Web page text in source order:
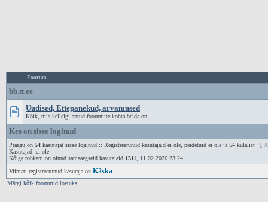
Foorum
bb.tt.ee
Uudised, Ettepanekud, arvamused
Kõik, mis kellelgi antud foorumite kohta öelda on
Kes on sisse loginud
Praegu on 54 kasutajat sisse loginud :: Registreerunud kasutajaid ei ole, peidetuid ei ole ja 54 külalist [
Kasutajad: ei ole
Kõige rohkem on olnud samaaegseid kasutajaid 1511 , 11.02.2026 23:24
Viimati registreerunud kasutaja on K2ska
Märgi kõik foorumid loetuks